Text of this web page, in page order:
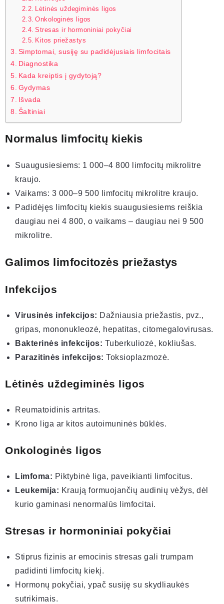
Lėtinės uždegiminės ligos
Onkologinės ligos
Stresas ir hormoniniai pokyčiai
Kitos priežastys
Simptomai, susiję su padidėjusiais limfocitais
Diagnostika
Kada kreiptis į gydytoją?
Gydymas
Išvada
Šaltiniai
Normalus limfocitų kiekis
Suaugusiesiems: 1 000–4 800 limfocitų mikrolitre
kraujo.
Vaikams: 3 000–9 500 limfocitų mikrolitre kraujo.
Padidėjęs limfocitų kiekis suaugusiesiems reiškia
daugiau nei 4 800, o vaikams – daugiau nei 9 500
mikrolitre.
Galimos limfocitozės priežastys
Infekcijos
Virusinės infekcijos: Dažniausia priežastis, pvz.,
gripas, mononukleozė, hepatitas, citomegalovirusas.
Bakterinės infekcijos: Tuberkuliozė, kokliušas.
Parazitinės infekcijos: Toksioplazmozė.
Lėtinės uždegiminės ligos
Reumatoidinis artritas.
Krono liga ar kitos autoimuninės būklės.
Onkologinės ligos
Limfoma: Piktybinė liga, paveikianti limfocitus.
Leukemija: Kraują formuojančių audinių vėžys, dėl
kurio gaminasi nenormalūs limfocitai.
Stresas ir hormoniniai pokyčiai
Stiprus fizinis ar emocinis stresas gali trumpam
padidinti limfocitų kiekį.
Hormonų pokyčiai, ypač susiję su skydliaukės
sutrikimais.